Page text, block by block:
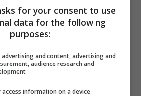
for your consent to use
data for the following
purposes:
advertising and content, advertising and
audience research and
information on a device